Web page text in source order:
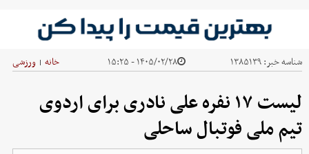
شناسه خبر:۱۳۸۵۱۳۹ ۱۴۰۵/۰۲/۲۸ - ۱۵:۲۵ خانه | ورزشی
لیست ۱۷ نفره علی نادری برای اردوی
تیم ملی فوتبال ساحلی